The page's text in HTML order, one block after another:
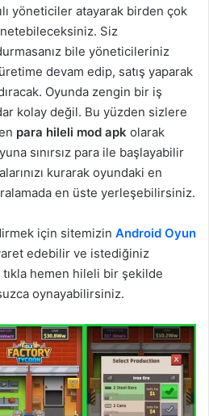
yöneticiler atayarak birden çok
Siz
bile yöneticileriniz
devam edip, satış yaparak
Oyunda zengin bir iş
kolay değil. Bu yüzden sizlere
para hileli mod apk olarak
sınırsız para ile başlayabilir
kurarak oyundaki en
en üste yerleşebilirsiniz.
için sitemizin Android Oyun
edebilir ve istediğiniz
hemen hileli bir şekilde
oynayabilirsiniz.